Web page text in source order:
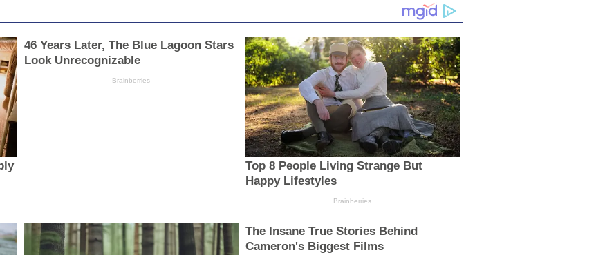
46 Years Later, The Blue Lagoon Stars
Look Unrecognizable
Brainberries
Top 8 People Living Strange But
Happy Lifestyles
Brainberries
The Insane True Stories Behind
Cameron's Biggest Films